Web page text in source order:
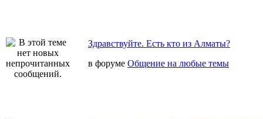
Здравствуйте. Есть кто из Алматы?
в форуме Общение на любые темы